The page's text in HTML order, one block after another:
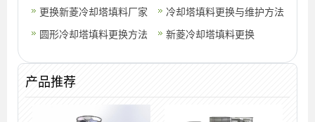
冷却塔清洗方法
修|填料换新|配件更换
更换新菱冷却塔填料厂家
冷却塔填料更换与维护方法
有哪几种
圆形冷却塔填料更换方法 新菱冷却塔填料更换
产品推荐